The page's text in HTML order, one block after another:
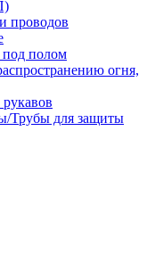
проводов
полом
огня,
Трубы для защиты